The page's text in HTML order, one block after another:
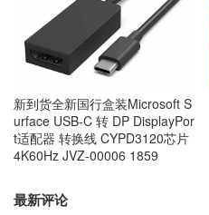
新到货全新国行盒装Microsoft S
urface USB-C 转 DP DisplayPor
t适配器 转换线 CYPD3120芯片
4K60Hz JVZ-00006 1859
最新评论